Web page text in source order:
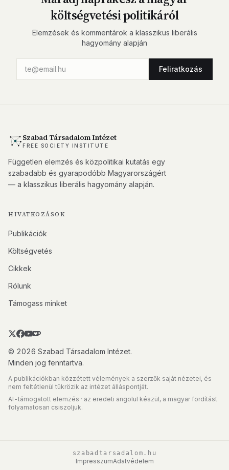
költségvetési politikáról
Elemzések és kommentárok a klasszikus liberális
hagyomány alapján
Feliratkozás
Szabad Társadalom Intézet
FREE SOCIETY INSTITUTE
Független elemzés és közpolitikai kutatás egy
szabadabb és gyarapodóbb Magyarországért
— a klasszikus liberális hagyomány alapján.
HIVATKOZÁSOK
Publikációk
Költségvetés
Cikkek
Rólunk
Támogass minket
© 2026 Szabad Társadalom Intézet.
Minden jog fenntartva.
A publikációkban közzétett vélemények a szerzők saját nézetei, és
nem feltétlenül tükrözik az intézet álláspontját.
AI-támogatott elemzés · az eredeti angolul készül, a magyar fordítást
folyamatosan csiszoljuk.
szabadtarsadalom.hu
ImpresszumAdatvédelem